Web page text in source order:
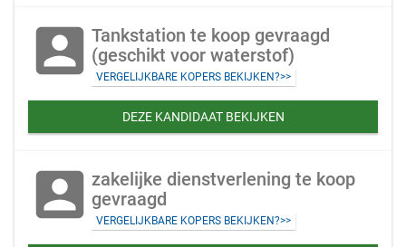
account_box Tankstation te koop gevraagd
(geschikt voor waterstof)
VERGELIJKBARE KOPERS BEKIJKEN?>>
DEZE KANDIDAAT BEKIJKEN
account_box zakelijke dienstverlening te koop
gevraagd
VERGELIJKBARE KOPERS BEKIJKEN?>>